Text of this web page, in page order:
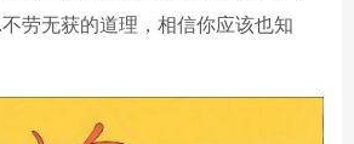
劳无获的道理，相信你应该也知